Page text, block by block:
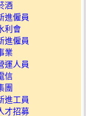
酒
進僱員
利會
進僱員
業
運人員
信
團
進工員
才招募